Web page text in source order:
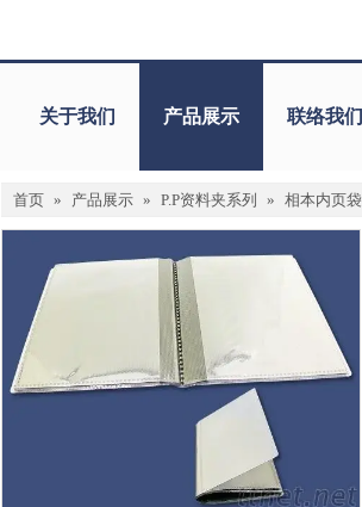
关于我们 产品展示 联络我们
首页 » 产品展示 » P.P资料夹系列 » 相本内页袋